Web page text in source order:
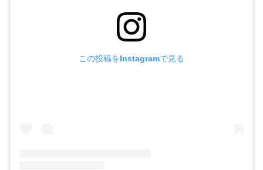
この投稿をInstagramで見る